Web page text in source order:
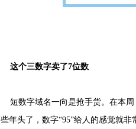
这个三数字卖了7位数
短数字域名一向是抢手货。在本周
些年头了，数字“95”给人的感觉就